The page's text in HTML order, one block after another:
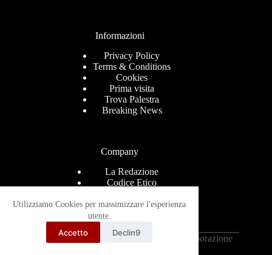
Utilizziamo Cookies per massimizzare l'esperienza
utente.
Accetto Declin9
Informazioni
Privacy Policy
Terms & Conditions
Cookies
Prima visita
Trova Palestra
Breaking News
Company
La Redazione
Codice Etico
Help Center
Ricevi le news via mail
Copyright © 2026 - Grappling-Italia.com in collaborazione